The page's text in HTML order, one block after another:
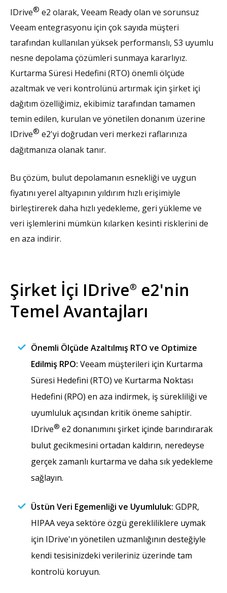
IDrive® e2 olarak, Veeam Ready olan ve sorunsuz
Veeam entegrasyonu için çok sayıda müşteri
tarafından kullanılan yüksek performanslı, S3 uyumlu
nesne depolama çözümleri sunmaya kararlıyız.
Kurtarma Süresi Hedefini (RTO) önemli ölçüde
azaltmak ve veri kontrolünü artırmak için şirket içi
dağıtım özelliğimiz, ekibimiz tarafından tamamen
temin edilen, kurulan ve yönetilen donanım üzerine
IDrive® e2'yi doğrudan veri merkezi raflarınıza
dağıtmanıza olanak tanır.
Bu çözüm, bulut depolamanın esnekliği ve uygun
fiyatını yerel altyapının yıldırım hızlı erişimiyle
birleştirerek daha hızlı yedekleme, geri yükleme ve
veri işlemlerini mümkün kılarken kesinti risklerini de
en aza indirir.
Şirket İçi IDrive® e2'nin
Temel Avantajları
Önemli Ölçüde Azaltılmış RTO ve Optimize
Edilmiş RPO: Veeam müşterileri için Kurtarma
Süresi Hedefini (RTO) ve Kurtarma Noktası
Hedefini (RPO) en aza indirmek, iş sürekliliği ve
uyumluluk açısından kritik öneme sahiptir.
IDrive® e2 donanımını şirket içinde barındırarak
bulut gecikmesini ortadan kaldırın, neredeyse
gerçek zamanlı kurtarma ve daha sık yedekleme
sağlayın.
Üstün Veri Egemenliği ve Uyumluluk: GDPR,
HIPAA veya sektöre özgü gerekliliklere uymak
için IDrive'ın yönetilen uzmanlığının desteğiyle
kendi tesisinizdeki verileriniz üzerinde tam
kontrolü koruyun.